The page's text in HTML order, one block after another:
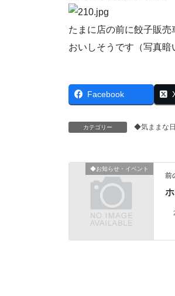
たまに店の前に餃子販売
おいしそうです（写真暗
Facebook
カテゴリー ◆気ままな
◆お知らせ・イベント
前